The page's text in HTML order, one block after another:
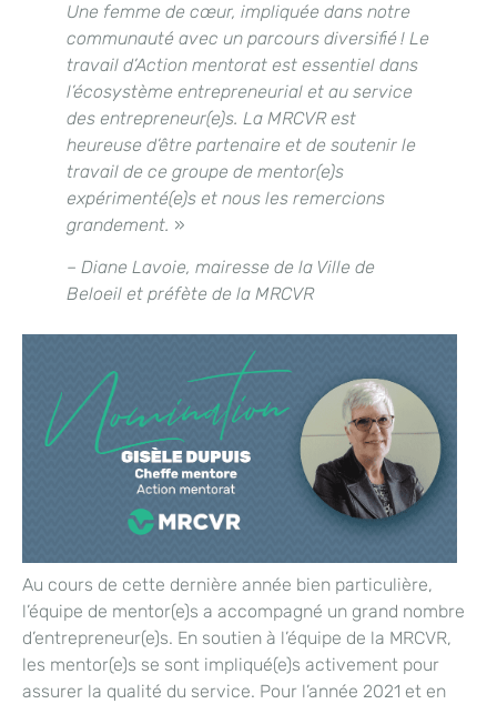
Une femme de cœur, impliquée dans notre
communauté avec un parcours diversifié ! Le
travail d’Action mentorat est essentiel dans
l’écosystème entrepreneurial et au service
des entrepreneur(e)s. La MRCVR est
heureuse d’être partenaire et de soutenir le
travail de ce groupe de mentor(e)s
expérimenté(e)s et nous les remercions
grandement. »
– Diane Lavoie, mairesse de la Ville de
Beloeil et préfète de la MRCVR
Au cours de cette dernière année bien particulière,
l’équipe de mentor(e)s a accompagné un grand nombre
d’entrepreneur(e)s. En soutien à l’équipe de la MRCVR,
les mentor(e)s se sont impliqué(e)s activement pour
assurer la qualité du service. Pour l’année 2021 et en